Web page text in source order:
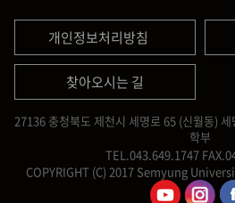
개인정보처리방침
찾아오시는 길
27136 충청북도 제천시 세명로 65 (신월동)
학부
TEL.043.649.1747
COPYRIGHT (C) 2017 Semyung